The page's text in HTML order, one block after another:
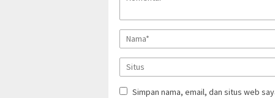
Simpan nama, email, dan situs web